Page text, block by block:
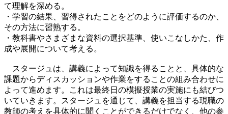
て理解を深める。
・学習の結果、習得されたことをどのように評価するのか、
その方法に習熟する。
・教科書やさまざまな資料の選択基準、使いこなしかた、作
成や展開について考える。
スタージュは、講義によって知識を得ることと、具体的な
課題からディスカッションや作業をすることの組み合わせに
よって進めます。これは最終日の模擬授業の実施にも結びつ
いていきます。スタージュを通じて、講義を担当する現職の
教師の考えを具体的に聞くことができるだけでなく、他の参